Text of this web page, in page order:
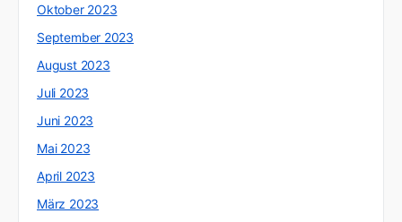
Oktober 2023
September 2023
August 2023
Juli 2023
Juni 2023
Mai 2023
April 2023
März 2023